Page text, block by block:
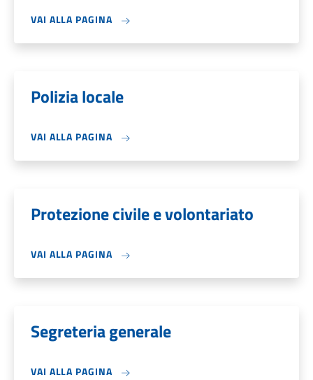
VAI ALLA PAGINA
Polizia locale
VAI ALLA PAGINA
Protezione civile e volontariato
VAI ALLA PAGINA
Segreteria generale
VAI ALLA PAGINA